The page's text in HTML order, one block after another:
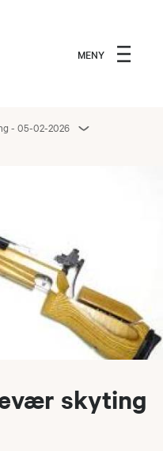
MENY
- 05-02-2026
skyting